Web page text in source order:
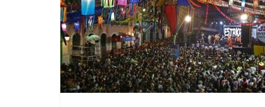
campanha integrada: Agosto
Dourado e Lilás
Agosto Lilás combate a
violência contra a mulher